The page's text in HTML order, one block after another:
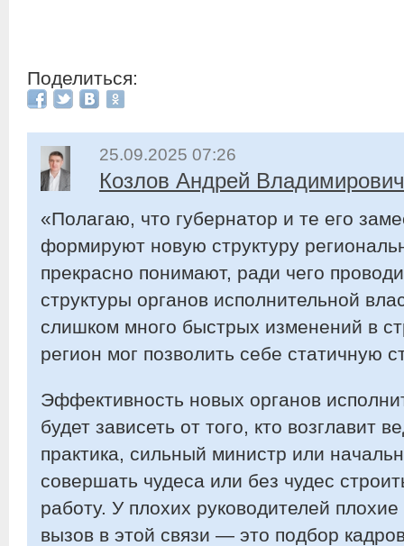
Поделиться:
25.09.2025 07:26
Козлов Андрей Владимирович
«Полагаю, что губернатор и те его
формируют новую структуру
прекрасно понимают, ради чего
структуры органов исполнительной
слишком много быстрых изменений в
регион мог позволить себе статичную
Эффективность новых органов
будет зависеть от того, кто возглавит
практика, сильный министр или
совершать чудеса или без чудес
работу. У плохих руководителей
вызов в этой связи — это подбор